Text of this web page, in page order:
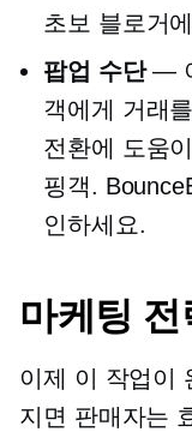
초보 블로거
팝업 수단—
객에게 거래
전환에 도움
핑객.
인하세요.
마케팅 전
이제 이 작업이
지면 판매자는